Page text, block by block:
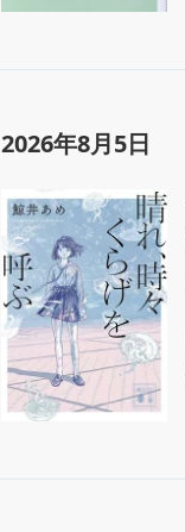
2026年8月5日